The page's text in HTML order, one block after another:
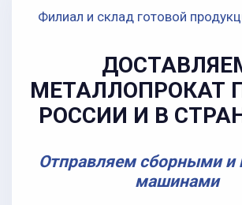
Филиал и склад готовой
МЕТАЛЛОПРОКАТ
РОССИИ И В
Отправляем сборными
машинами